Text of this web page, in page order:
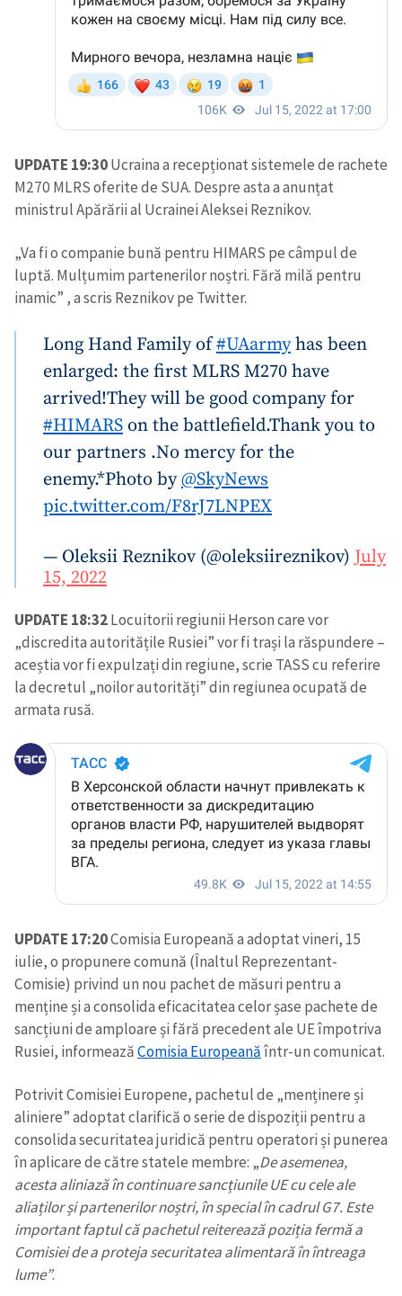
UPDATE 19:30Ucraina a recepționat sistemele de rachete
M270 MLRS oferite de SUA. Despre asta a anunțat
ministrul Apărării al Ucrainei Aleksei Reznikov.
„Va fi o companie bună pentru HIMARS pe câmpul de
luptă. Mulțumim partenerilor noștri. Fără milă pentru
inamic” , a scris Reznikov pe Twitter.
Long Hand Family of#UAarmyhas been
enlarged: the first MLRS M270 have
arrived!They will be good company for
#HIMARS on the battlefield.Thank you to
our partners .No mercy for the
enemy.*Photo by@SkyNews
pic.twitter.com/F8rJ7LNPEX
— Oleksii Reznikov (@oleksiireznikov) July
15, 2022
UPDATE 18:32Locuitorii regiunii Herson care vor
„discredita autoritățile Rusiei” vor fi trași la răspundere –
aceștia vor fi expulzați din regiune, scrie TASS cu referire
la decretul „noilor autorități” din regiunea ocupată de
armata rusă.
UPDATE 17:20Comisia Europeană a adoptat vineri, 15
iulie, o propunere comună (Înaltul Reprezentant-
Comisie) privind un nou pachet de măsuri pentru a
menține și a consolida eficacitatea celor șase pachete de
sancțiuni de amploare și fără precedent ale UE împotriva
Rusiei, informeazăComisia Europeanăîntr-un comunicat.
Potrivit Comisiei Europene, pachetul de „menținere și
aliniere” adoptat clarifică o serie de dispoziții pentru a
consolida securitatea juridică pentru operatori și punerea
în aplicare de către statele membre: „De asemenea,
acesta aliniază în continuare sancțiunile UE cu cele ale
aliaților și partenerilor noștri, în special în cadrul G7. Este
important faptul că pachetul reiterează poziția fermă a
Comisiei de a proteja securitatea alimentară în întreaga
lume”.